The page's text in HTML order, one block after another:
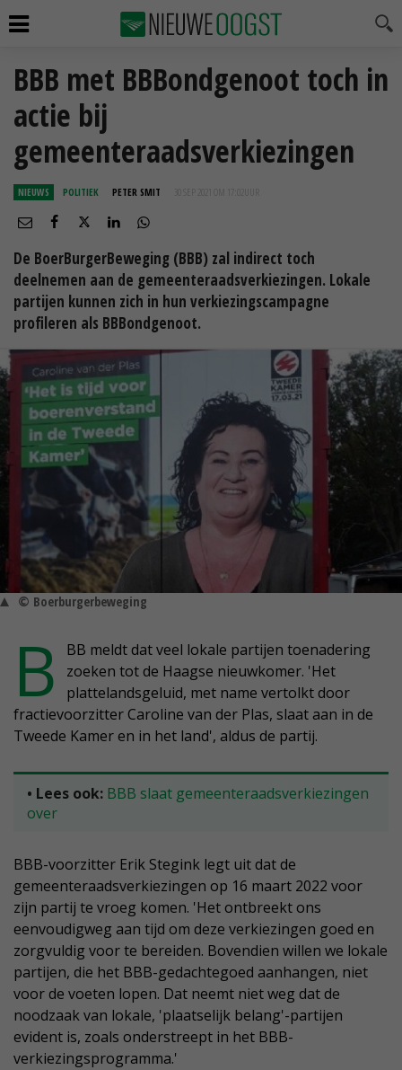
BBB met BBBondgenoot toch in
actie bij
gemeenteraadsverkiezingen
NIEUWS POLITIEK PETER SMIT 30 SEP 2021 OM 17:02
De BoerBurgerBeweging (BBB) zal indirect toch
deelnemen aan de gemeenteraadsverkiezingen. Lokale
partijen kunnen zich in hun verkiezingscampagne
profileren als BBBondgenoot.
© Boerburgerbeweging
B
BB meldt dat veel lokale partijen toenadering
zoeken tot de Haagse nieuwkomer. 'Het
plattelandsgeluid, met name vertolkt door
fractievoorzitter Caroline van der Plas, slaat aan in de
Tweede Kamer en in het land', aldus de partij.
• Lees ook: BBB slaat gemeenteraadsverkiezingen
over
BBB-voorzitter Erik Stegink legt uit dat de
gemeenteraadsverkiezingen op 16 maart 2022 voor
zijn partij te vroeg komen. 'Het ontbreekt ons
eenvoudigweg aan tijd om deze verkiezingen goed en
zorgvuldig voor te bereiden. Bovendien willen we lokale
partijen, die het BBB-gedachtegoed aanhangen, niet
voor de voeten lopen. Dat neemt niet weg dat de
noodzaak van lokale, 'plaatselijk belang'-partijen
evident is, zoals onderstreept in het BBB-
verkiezingsprogramma.'